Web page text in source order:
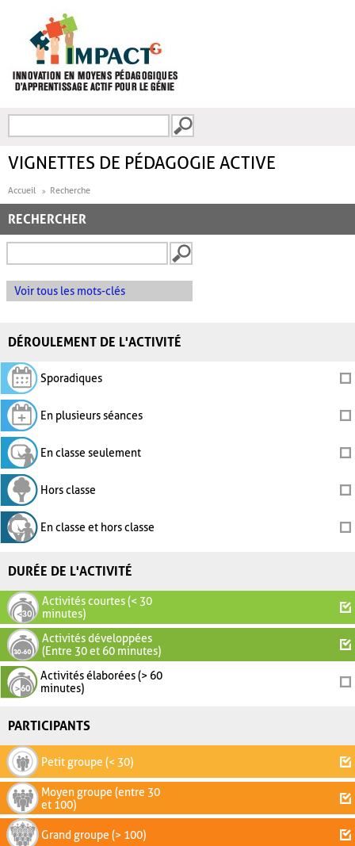
FORMULAIRE DE
VIGNETTES DE PÉDAGOGIE ACTIVE
Accueil Recherche
RECHERCHER
Voir tous les mots-clés
DÉROULEMENT DE L'ACTIVITÉ
Sporadiques
En plusieurs séances
En classe seulement
Hors classe
En classe et hors classe
DURÉE DE L'ACTIVITÉ
Activités courtes (< 30
minutes)
Activités développées
(Entre 30 et 60 minutes)
Activités élaborées (> 60
minutes)
PARTICIPANTS
Petit groupe (< 30)
Moyen groupe (entre 30
et 100)
Grand groupe (> 100)